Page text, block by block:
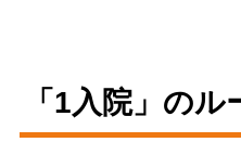
「1入院」の